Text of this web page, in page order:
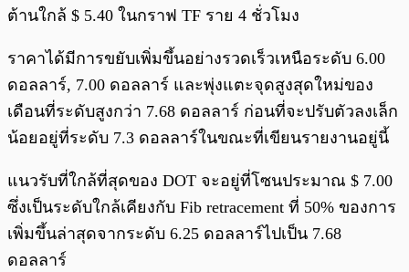
ต้านใกล้ $ 5.40 ในกราฟ TF ราย 4 ชั่วโมง
ราคาได้มีการขยับเพิ่มขึ้นอย่างรวดเร็วเหนือระดับ 6.00
ดอลลาร์, 7.00 ดอลลาร์ และพุ่งแตะจุดสูงสุดใหม่ของ
เดือนที่ระดับสูงกว่า 7.68 ดอลลาร์ ก่อนที่จะปรับตัวลงเล็ก
น้อยอยู่ที่ระดับ 7.3 ดอลลาร์ในขณะที่เขียนรายงานอยู่นี้
แนวรับที่ใกล้ที่สุดของ DOT จะอยู่ที่โซนประมาณ $ 7.00
ซึ่งเป็นระดับใกล้เคียงกับ Fib retracement ที่ 50% ของการ
เพิ่มขึ้นล่าสุดจากระดับ 6.25 ดอลลาร์ไปเป็น 7.68
ดอลลาร์